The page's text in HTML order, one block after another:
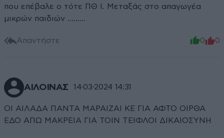
που επέβαλε ο τότε ΠΘ Ι. Μεταξάς στο απαγωγέα
μικρών παιδιών ………
Απαντήστε 0 0
ΑΙΛΟΙΝΑΣ 14·03·2024 14:31
ΟΙ ΑΙΛΑΔΑ ΠΑΝΤΑ ΜΑΡΑΙΖΑΙ ΚΕ ΓΙΑ ΑΦΤΟ ΟΙΡΘΑ
ΕΔΟ ΑΠΩ ΜΑΚΡΕΙΑ ΓΙΑ ΤΟΙΝ ΤΕΙΦΛΟΙ ΔΙΚΑΙΟΣΥΝΗ